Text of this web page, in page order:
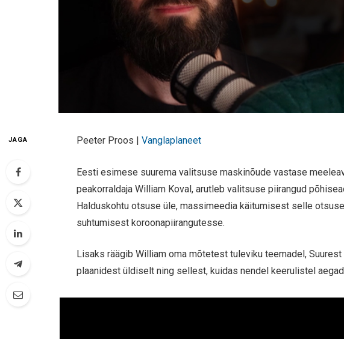
JAGA Peeter Proos |Vanglaplaneet
Eesti esimese suurema valitsuse maskinõude vastase
peakorraldaja William Koval, arutleb valitsuse piirangud
Halduskohtu otsuse üle, massimeedia käitumisest selle
suhtumisest koroonapiirangutesse.
Lisaks räägib William oma mõtetest tuleviku teemadel,
plaanidest üldiselt ning sellest, kuidas nendel keerulistel